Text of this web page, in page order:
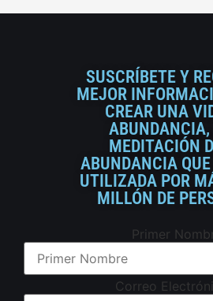
SUSCRÍBETE Y
MEJOR
CREAR UNA
MEDITACIÓN
ABUNDANCIA
UTILIZADA POR
MILLÓN DE
Primer
Correo